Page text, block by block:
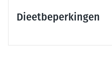
Dieetbeperkingen